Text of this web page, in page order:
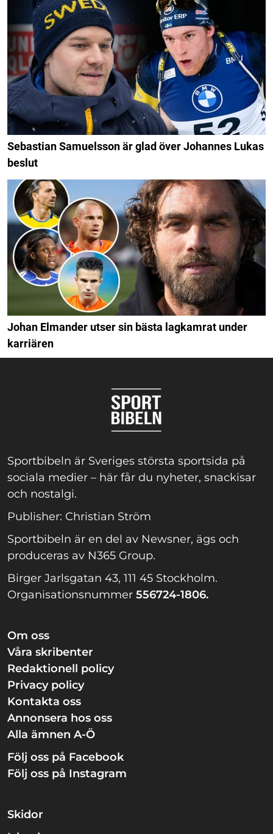
Sebastian Samuelsson är glad över Johannes Lukas
beslut
Johan Elmander utser sin bästa lagkamrat under
karriären
Sportbibeln är Sveriges största sportsida på
sociala medier – här får du nyheter, snackisar
och nostalgi.
Publisher: Christian Ström
Sportbibeln är en del av Newsner, ägs och
produceras av N365 Group.
Birger Jarlsgatan 43, 111 45 Stockholm.
Organisationsnummer 556724-1806.
Om oss
Våra skribenter
Redaktionell policy
Privacy policy
Kontakta oss
Annonsera hos oss
Alla ämnen A-Ö
Följ oss på Facebook
Följ oss på Instagram
Skidor